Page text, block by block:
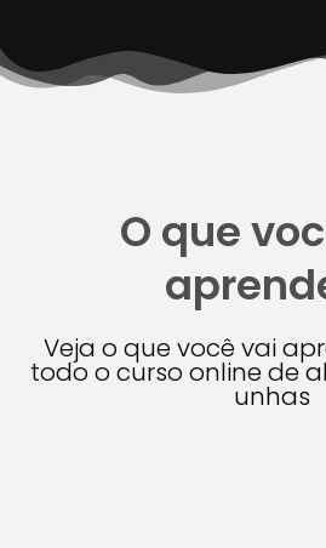
O que
Veja o que você vai
todo o curso online de
unhas